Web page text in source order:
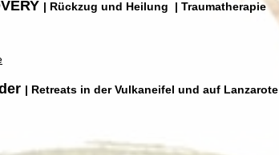
| Rückzug und Heilung | Traumatherapie
| Retreats in der Vulkaneifel und auf Lanzarote